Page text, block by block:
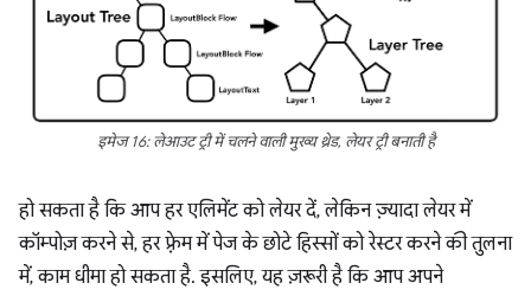
इमेज 16: लेआउट ट्री में चलने वाली मुख्य थ्रेड, लेयर ट्री बनाती है
हो सकता है कि आप हर एलिमेंट को लेयर दें, लेकिन ज़्यादा लेयर में
कॉम्पोज़ करने से, हर फ़्रेम में पेज के छोटे हिस्सों को रेस्टर करने की तुलना
में, काम धीमा हो सकता है. इसलिए, यह ज़रूरी है कि आप अपने